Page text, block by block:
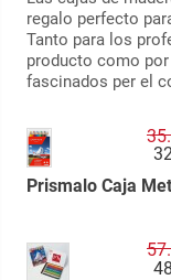
regalo perfecto
Tanto para los
producto como
fascinados per el
Prismalo Caja
35.
57.